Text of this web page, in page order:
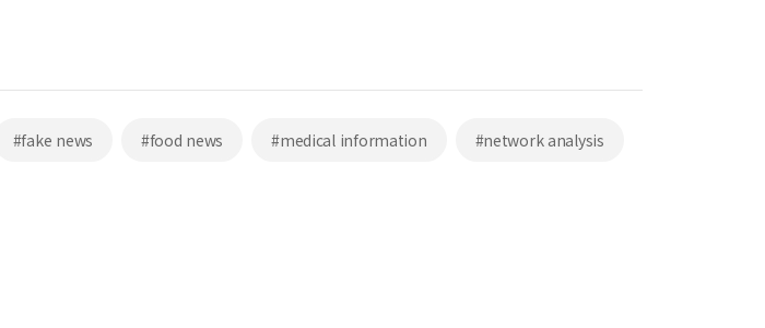
#fake news #food news #medical information #network analysis